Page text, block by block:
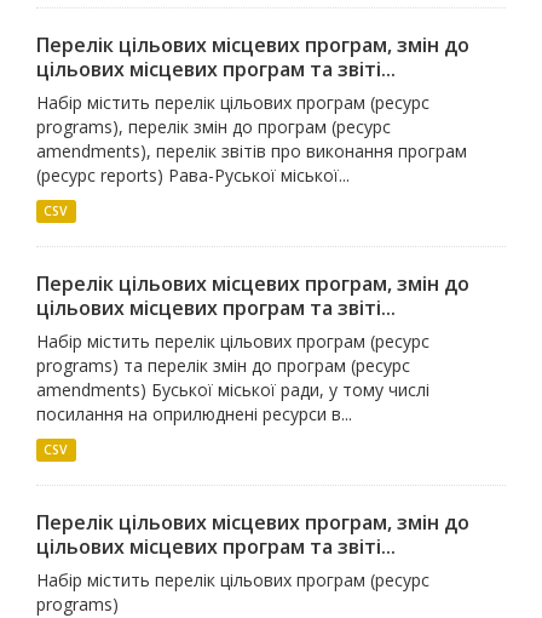
Перелік цільових місцевих програм, змін до
цільових місцевих програм та звіті...
Набір містить перелік цільових програм (ресурс
programs), перелік змін до програм (ресурс
amendments), перелік звітів про виконання програм
(ресурс reports) Рава-Руської міської...
CSV
Перелік цільових місцевих програм, змін до
цільових місцевих програм та звіті...
Набір містить перелік цільових програм (ресурс
programs) та перелік змін до програм (ресурс
amendments) Буської міської ради, у тому числі
посилання на оприлюднені ресурси в...
CSV
Перелік цільових місцевих програм, змін до
цільових місцевих програм та звіті...
Набір містить перелік цільових програм (ресурс
programs)